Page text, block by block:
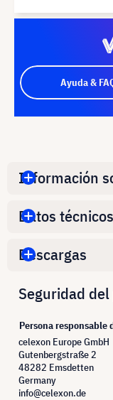
Ayuda &
Información
Datos técnicos
Descargas
Seguridad
Persona responsable
celexon Europe GmbH
Gutenbergstraße 2
48282 Emsdetten
Germany
info@celexon.de